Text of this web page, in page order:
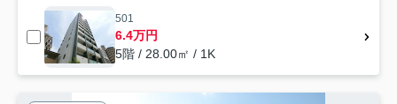
501
6.4万円
5階 / 28.00㎡ / 1K